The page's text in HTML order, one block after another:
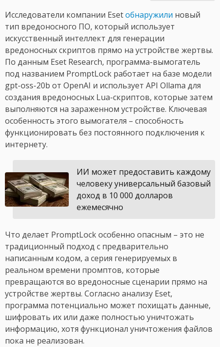
Исследователи компании Esetобнаружили новый
тип вредоносного ПО, который использует
искусственный интеллект для генерации
вредоносных скриптов прямо на устройстве жертвы.
По данным Eset Research, программа-вымогатель
под названием PromptLock работает на базе модели
gpt-oss-20b от OpenAI и использует API Ollama для
создания вредоносных Lua-скриптов, которые затем
выполняются на зараженном устройстве. Ключевая
особенность этого вымогателя – способность
функционировать без постоянного подключения к
интернету.
ИИ может предоставить каждому
человеку универсальный базовый
доход в 10 000 долларов
ежемесячно
Что делает PromptLock особенно опасным – это не
традиционный подход с предварительно
написанным кодом, а серия генерируемых в
реальном времени промптов, которые
превращаются во вредоносные сценарии прямо на
устройстве жертвы. Согласно анализу Eset,
программа потенциально может похищать данные,
шифровать их или даже полностью уничтожать
информацию, хотя функционал уничтожения файлов
пока не реализован.